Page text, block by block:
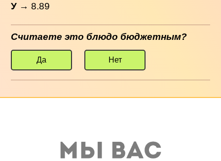
У → 8.89
Считаете это блюдо бюджетным?
Да Нет